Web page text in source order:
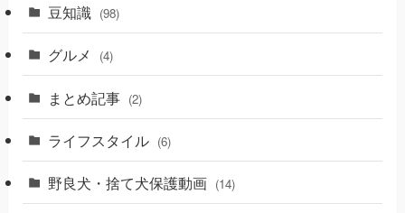
豆知識 (98)
グルメ (4)
まとめ記事 (2)
ライフスタイル (6)
野良犬・捨て犬保護動画 (14)